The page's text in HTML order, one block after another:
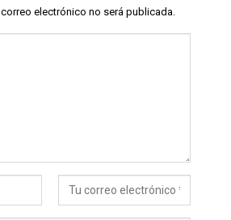
electrónico no será publicada.